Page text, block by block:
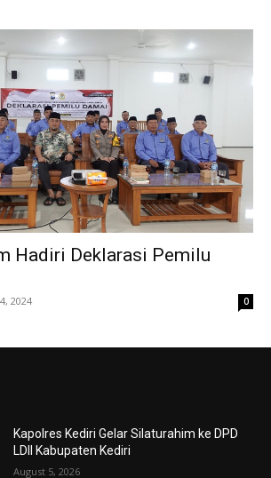
Hadiri Deklarasi Pemilu
2024 0
Kapolres Kediri Gelar Silaturahim ke DPD
LDII Kabupaten Kediri
August 5, 2026